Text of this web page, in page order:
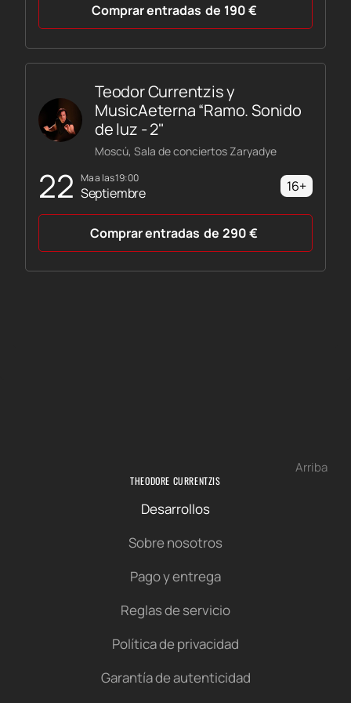
Comprar entradas de 190€
22 ma a las 19:00
Septiembre
Teodor Currentzis y
MusicAeterna “Ramo. Sonido
de luz - 2"
Moscú, Sala de conciertos Zaryadye
16+
Comprar entradas de 290€
Arriba
THEODORE CURRENTZIS
Desarrollos
Sobre nosotros
Pago y entrega
Reglas de servicio
Política de privacidad
Garantía de autenticidad